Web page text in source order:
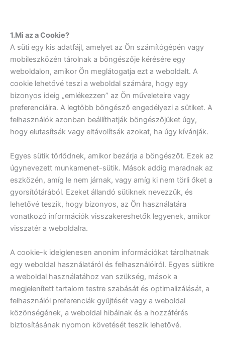
1.Mi az a Cookie?
A süti egy kis adatfájl, amelyet az Ön számítógépén vagy
mobileszközén tárolnak a böngészője kérésére egy
weboldalon, amikor Ön meglátogatja ezt a weboldalt. A
cookie lehetővé teszi a weboldal számára, hogy egy
bizonyos ideig „emlékezzen” az Ön műveleteire vagy
preferenciáira. A legtöbb böngésző engedélyezi a sütiket. A
felhasználók azonban beállíthatják böngészőjüket úgy,
hogy elutasítsák vagy eltávolítsák azokat, ha úgy kívánják.
Egyes sütik törlődnek, amikor bezárja a böngészőt. Ezek az
úgynevezett munkamenet-sütik. Mások addig maradnak az
eszközén, amíg le nem járnak, vagy amíg ki nem törli őket a
gyorsítótárából. Ezeket állandó sütiknek nevezzük, és
lehetővé teszik, hogy bizonyos, az Ön használatára
vonatkozó információk visszakereshetők legyenek, amikor
visszatér a weboldalra.
A cookie-k ideiglenesen anonim információkat tárolhatnak
egy weboldal használatáról és felhasználóiról. Egyes sütikre
a weboldal használatához van szükség, mások a
megjelenített tartalom testre szabását és optimalizálását, a
felhasználói preferenciák gyűjtését vagy a weboldal
közönségének, a weboldal hibáinak és a hozzáférés
biztosításának nyomon követését teszik lehetővé.